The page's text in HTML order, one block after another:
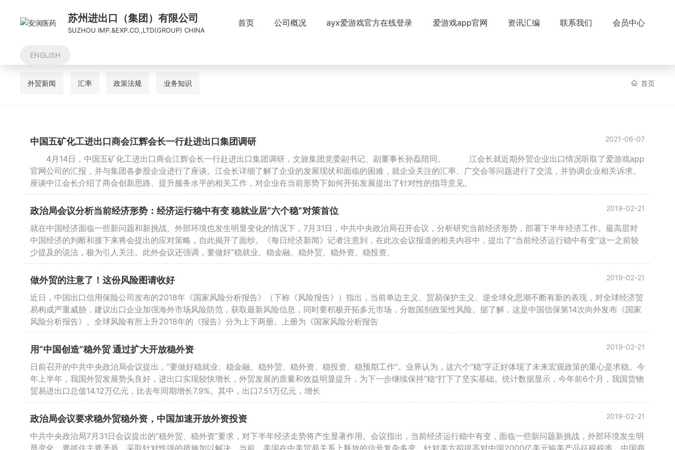
苏州进出口（集团）有限公司
SUZHOU IMP.&EXP.CO.,LTD(GROUP) CHINA
首页 公司概况 ayx爱游戏官方在线登录 爱游戏app官网 资讯汇编 联系我们 会员中心
ENGLISH
外贸新闻 汇率 政策法规 业务知识 首页
中国五矿化工进出口商会江辉会长一行赴进出口集团调研 2021-06-07
4月14日，中国五矿化工进出口商会江辉会长一行赴进出口集团调研，文旅集团党委副书记、副董事长孙磊陪同。 江会长就近期外贸企业出口情况听取了爱游戏app
官网公司的汇报，并与集团各参股企业进行了座谈。江会长详细了解了企业的发展现状和面临的困难，就企业关注的汇率、广交会等问题进行了交流，并协调企业相关诉求。
座谈中江会长介绍了商会创新思路、提升服务水平的相关工作，对企业在当前形势下如何开拓发展提出了针对性的指导意见。
政治局会议分析当前经济形势：经济运行稳中有变 稳就业居“六个稳”对策首位 2019-02-21
就在中国经济面临一些新问题和新挑战、外部环境也发生明显变化的情况下，7月31日，中共中央政治局召开会议，分析研究当前经济形势，部署下半年经济工作。最高层对
中国经济的判断和接下来将会提出的应对策略，自此揭开了面纱。《每日经济新闻》记者注意到，在此次会议报道的相关内容中，提出了“当前经济运行稳中有变”这一之前较
少提及的说法，极为引人关注。此外会议还强调，要做好“稳就业、稳金融、稳外贸、稳外资、稳投资、
做外贸的注意了！这份风险图请收好 2019-02-21
近日，中国出口信用保险公司发布的2018年《国家风险分析报告》（下称《风险报告》）指出，当前单边主义、贸易保护主义、逆全球化思潮不断有新的表现，对全球经济贸
易构成严重威胁，建议出口企业加强海外市场风险防范，获取最新风险信息，同时要积极开拓多元市场，分散国别政策性风险。据了解，这是中国信保第14次向外发布《国家
风险分析报告》。全球风险有所上升2018年的《报告》分为上下两册。上册为《国家风险分析报告
用“中国创造”稳外贸 通过扩大开放稳外资 2019-02-21
日前召开的中共中央政治局会议提出，“要做好稳就业、稳金融、稳外贸、稳外资、稳投资、稳预期工作”。业界认为，这六个“稳”字正好体现了未来宏观政策的重心是求稳。今
年上半年，我国外贸发展势头良好，进出口实现较快增长，外贸发展的质量和效益明显提升，为下一步继续保持“稳”打下了坚实基础。统计数据显示，今年前6个月，我国货物
贸易进出口总值14.12万亿元，比去年同期增长7.9%。其中，出口7.51万亿元，增长
政治局会议要求稳外贸稳外资，中国加速开放外资投资 2019-02-21
中共中央政治局7月31日会议提出的“稳外贸、稳外资”要求，对下半年经济走势将产生显著作用。会议指出，当前经济运行稳中有变，面临一些新问题新挑战，外部环境发生明
显变化。要抓住主要矛盾，采取针对性强的措施加以解决。当前，美国在中美贸易关系上释放的信号复杂多变。针对美方拟提高对中国2000亿美元输美产品征税税率，中国商